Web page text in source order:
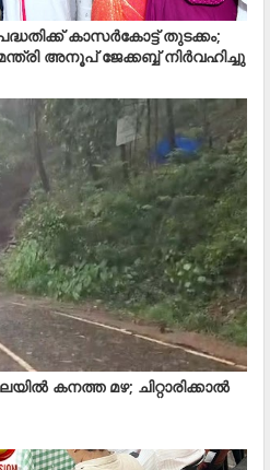
കാസര്‍കോട്ട് തുടക്കം;
അനൂപ് ജേക്കബ്ബ് നിര്‍വഹിച്ചു
കനത്ത മഴ; ചിറ്റാരിക്കാല്‍